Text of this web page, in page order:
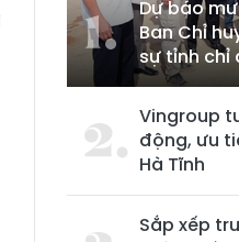
Dự báo
Ban Chỉ
sự tỉnh chỉ
Vingroup
động, ưu
Hà Tĩnh
Sắp xếp